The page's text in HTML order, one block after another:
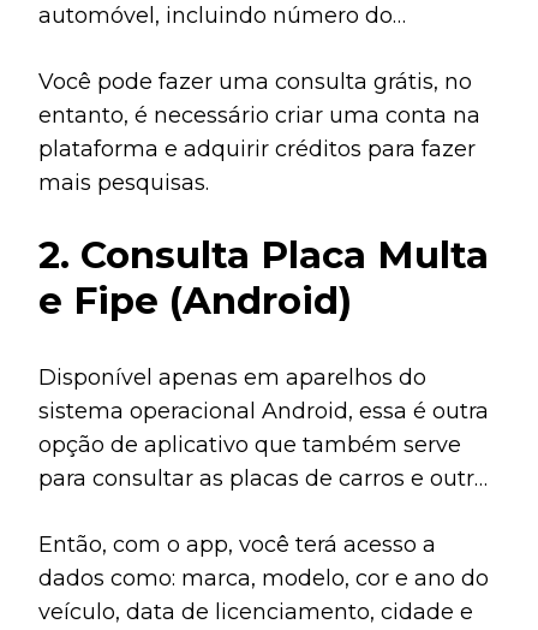
automóvel, incluindo número do
de roubo e furto e muito mais.
Você pode fazer uma consulta grátis, no
entanto, é necessário criar uma conta na
plataforma e adquirir créditos para fazer
mais pesquisas.
2. Consulta Placa Multa
e Fipe (Android)
Disponível apenas em aparelhos do
sistema operacional Android, essa é outra
opção de aplicativo que também serve
para consultar as placas de carros e outros
Então, com o app, você terá acesso a
dados como: marca, modelo, cor e ano do
veículo, data de licenciamento, cidade e